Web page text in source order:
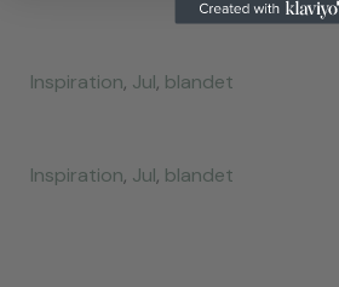
Inspiration, Jul, blandet
Inspiration, Jul, blandet